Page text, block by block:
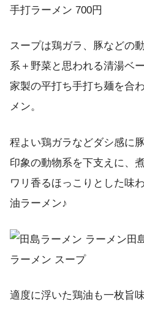
手打ラーメン 700円
スープは鶏ガラ、豚などの
系＋野菜と思われる清湯ベ
家製の平打ち手打ち麺を合
メン。
程よい鶏ガラなどダシ感に
印象の動物系を下支えに、
ワリ香るほっこりとした味
油ラーメン♪
適度に浮いた鶏油も一枚旨